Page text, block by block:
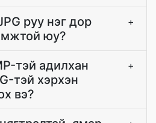
руу нэг дор
юу?
+
тэй адилхан
тэй хэрхэн
вэ?
+